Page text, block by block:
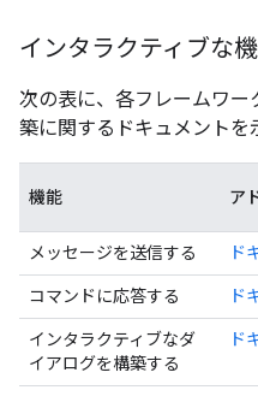
インタラクティブな
次の表に、各フレームワ
築に関するドキュメントを
機能 ア
メッセージを送信する ド
コマンドに応答する ド
インタラクティブなダ
イアログを構築する
ド